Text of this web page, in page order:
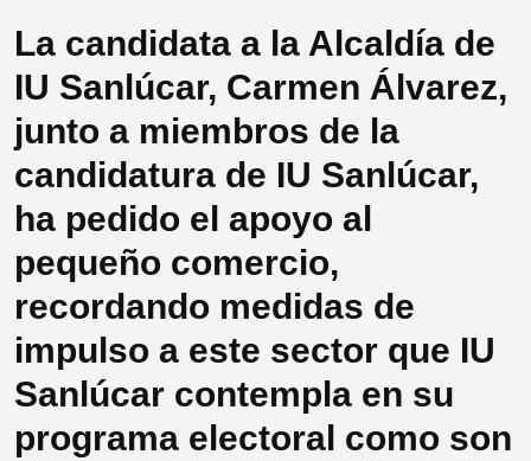
La candidata a la Alcaldía de
IU Sanlúcar, Carmen Álvarez,
junto a miembros de la
candidatura de IU Sanlúcar,
ha pedido el apoyo al
pequeño comercio,
recordando medidas de
impulso a este sector que IU
Sanlúcar contempla en su
programa electoral como son